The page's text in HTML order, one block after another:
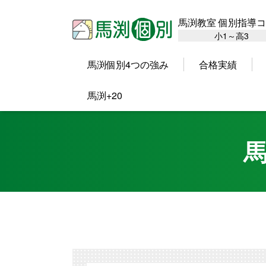
馬渕教室 個別指導
小1～高3
馬渕個別4つの強み 合格実績
馬渕+20